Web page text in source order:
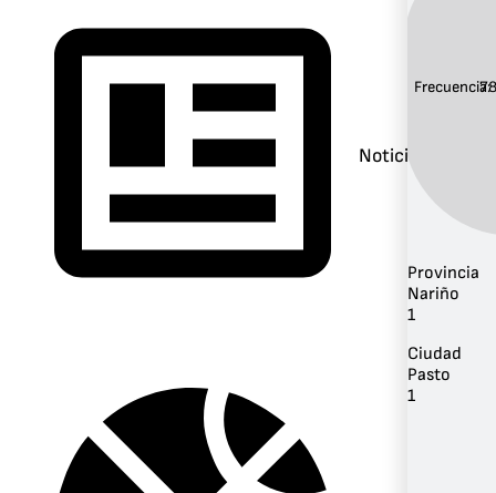
Noticias
Frecuencia:
Provincia
Nariño
1
Ciudad
Pasto
1